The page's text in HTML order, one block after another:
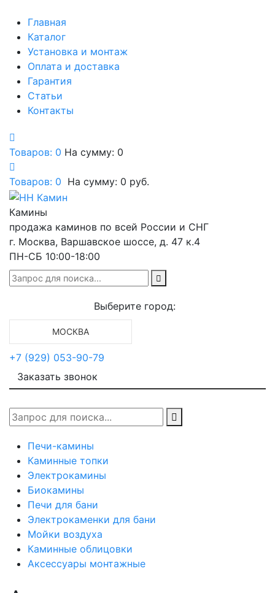
Главная
Каталог
Установка и монтаж
Оплата и доставка
Гарантия
Статьи
Контакты
Товаров: 0 На сумму: 0
Товаров: 0 На сумму: 0 руб.
Камины
продажа каминов по всей России и СНГ
г. Москва, Варшавское шоссе, д. 47 к.4
ПН-СБ 10:00-18:00
Выберите город:
МОСКВА
+7 (929) 053-90-79
Заказать звонок
Печи-камины
Каминные топки
Электрокамины
Биокамины
Печи для бани
Электрокаменки для бани
Мойки воздуха
Каминные облицовки
Аксессуары монтажные